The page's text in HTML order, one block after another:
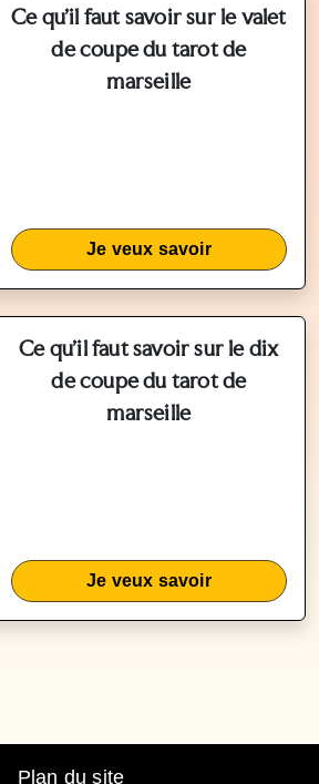
Ce qu'il faut savoir sur le valet
de coupe du tarot de
marseille
Je veux savoir
Ce qu'il faut savoir sur le dix
de coupe du tarot de
marseille
Je veux savoir
Plan du site